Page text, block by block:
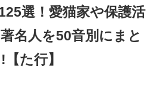
選！愛猫家や保護活
名人を50音別にまと
た行】